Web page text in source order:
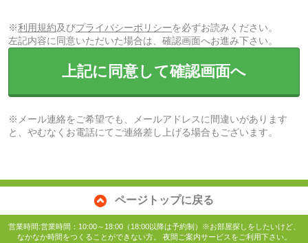
※利用規約及びプライバシーポリシーを必ずお読みください。
左記内容に同意いただいた場合は、確認画面へお進み下さい。
上記に同意して確認画面へ
※メール連絡をご希望でも、メールアドレスに間違いがあります
と、やむなくお電話にてご連絡差し上げる場合もございます。
ページトップに戻る
営業時間:営業時間：10:00～18:00（18:00以降は予約制）※お部屋探しをしたいけど、
なかなか時間をつくることができない方。 夜間ご案内サービスをご利用下さい。